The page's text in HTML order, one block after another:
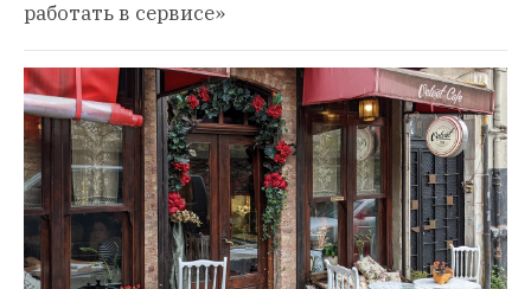
работать в сервисе»